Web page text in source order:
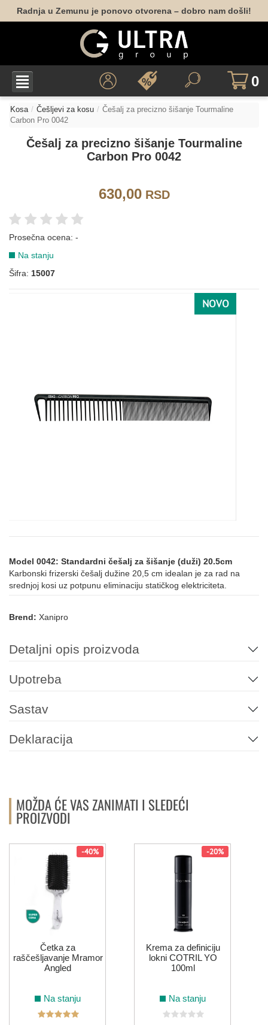
Radnja u Zemunu je ponovo otvorena – dobro nam došli!
0
Kosa Češljevi za kosu
Češalj za precizno šišanje Tourmaline
Carbon Pro 0042
Češalj za precizno šišanje Tourmaline
Carbon Pro 0042
630,00RSD
Prosečna ocena: -
Na stanju
Šifra: 15007
NOVO
Model 0042: Standardni češalj za šišanje (duži) 20.5cm
Karbonski frizerski češalj dužine 20,5 cm idealan je za rad na
srednjoj kosi uz potpunu eliminaciju statičkog elektriciteta.
Brend: Xanipro
Detaljni opis proizvoda
Upotreba
Sastav
Deklaracija
MOŽDA ĆE VAS ZANIMATI I SLEDEĆI
PROIZVODI
-40%
Četka za
raščešljavanje Mramor
Angled
Na stanju
-20%
Krema za definiciju
lokni COTRIL YO
100ml
Na stanju